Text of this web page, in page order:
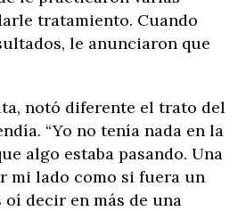
tratamiento. Cuando
le anunciaron que
notó diferente el trato del
“Yo no tenía nada en la
algo estaba pasando. Una
mi lado como si fuera un
decir en más de una